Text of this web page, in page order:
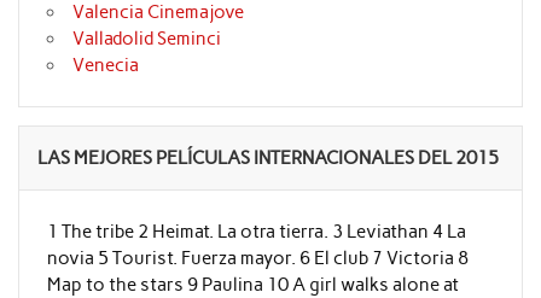
Valencia Cinemajove
Valladolid Seminci
Venecia
LAS MEJORES PELÍCULAS INTERNACIONALES DEL 2015
1 The tribe 2 Heimat. La otra tierra. 3 Leviathan 4 La
novia 5 Tourist. Fuerza mayor. 6 El club 7 Victoria 8
Map to the stars 9 Paulina 10 A girl walks alone at